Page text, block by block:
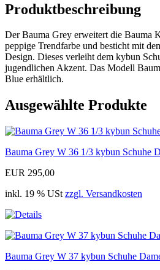
Produktbeschreibung
Der Bauma Grey erweitert die Bauma
peppige Trendfarbe und besticht mit
Design. Dieses verleiht dem kybun
jugendlichen Akzent. Das Modell
Blue erhältlich.
Ausgewählte Produkte
Bauma Grey W 36 1/3 kybun Schuhe
EUR 295,00
inkl. 19 % USt zzgl. Versandkosten
Bauma Grey W 37 kybun Schuhe